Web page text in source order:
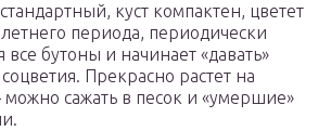
куст компактен, цветет
периода, периодически
все бутоны и начинает «давать»
Прекрасно растет на
можно сажать в песок и «умершие»